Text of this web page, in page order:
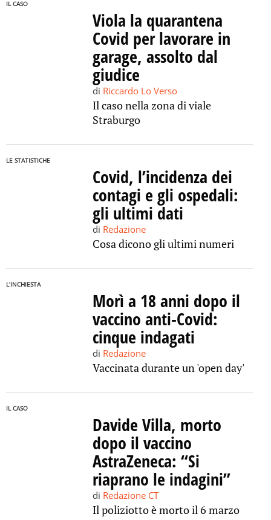
IL CASO
Viola la quarantena
Covid per lavorare in
garage, assolto dal
giudice
di Riccardo Lo Verso
Il caso nella zona di viale
Straburgo
LE STATISTICHE
Covid, l’incidenza dei
contagi e gli ospedali:
gli ultimi dati
di Redazione
Cosa dicono gli ultimi numeri
L'INCHIESTA
Morì a 18 anni dopo il
vaccino anti-Covid:
cinque indagati
di Redazione
Vaccinata durante un 'open day'
IL CASO
Davide Villa, morto
dopo il vaccino
AstraZeneca: “Si
riaprano le indagini”
di Redazione CT
Il poliziotto è morto il 6 marzo